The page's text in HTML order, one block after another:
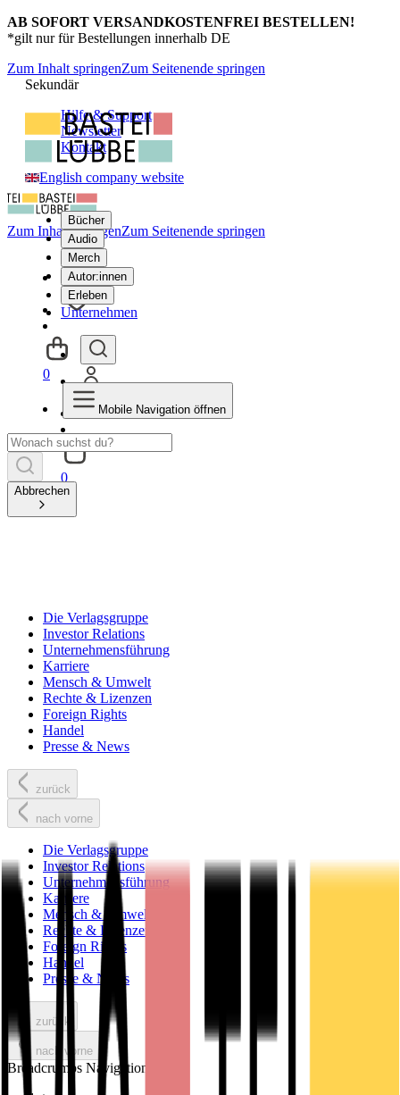
AB SOFORT VERSANDKOSTENFREI BESTELLEN!
*gilt nur für Bestellungen innerhalb DE
Zum Inhalt springenZum Seitenende springen
Sekundär
Hilfe & Support
Newsletter
Kontakt
English company website
Bücher
Audio
Merch
Autor:innen
Erleben
Unternehmen
0
Zum Inhalt springenZum Seitenende springen
0
Mobile Navigation öffnen
Abbrechen
Die Verlagsgruppe
Investor Relations
Unternehmensführung
Karriere
Mensch & Umwelt
Rechte & Lizenzen
Foreign Rights
Handel
Presse & News
zurück
nach vorne
Die Verlagsgruppe
Investor Relations
Unternehmensführung
Karriere
Mensch & Umwelt
Rechte & Lizenzen
Foreign Rights
Handel
Presse & News
zurück
nach vorne
Breadcrumbs Navigation